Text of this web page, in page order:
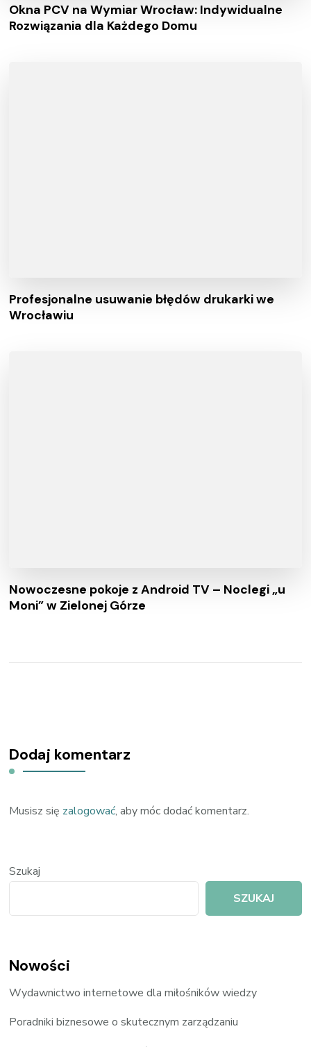
Okna PCV na Wymiar Wrocław: Indywidualne
Rozwiązania dla Każdego Domu
Profesjonalne usuwanie błędów drukarki we
Wrocławiu
Nowoczesne pokoje z Android TV – Noclegi „u
Moni” w Zielonej Górze
Dodaj komentarz
Musisz się zalogować, aby móc dodać komentarz.
Szukaj
SZUKAJ
Nowości
Wydawnictwo internetowe dla miłośników wiedzy
Poradniki biznesowe o skutecznym zarządzaniu